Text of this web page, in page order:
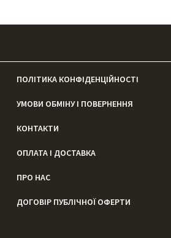
ПОЛІТИКА КОНФІДЕНЦІЙНОСТІ
УМОВИ ОБМІНУ І ПОВЕРНЕННЯ
КОНТАКТИ
ОПЛАТА І ДОСТАВКА
ПРО НАС
ДОГОВІР ПУБЛІЧНОЇ ОФЕРТИ